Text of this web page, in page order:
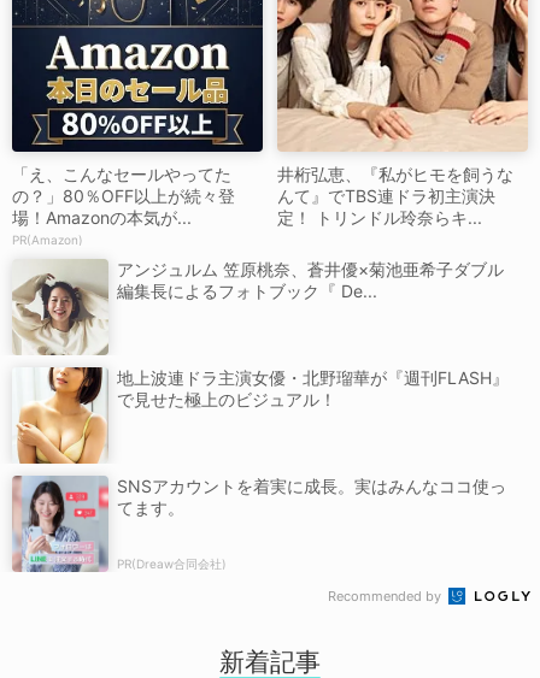
「え、こんなセールやってた
の？」80％OFF以上が続々登
場！Amazonの本気が...
PR(Amazon)
井桁弘恵、『私がヒモを飼うな
んて』でTBS連ドラ初主演決
定！ トリンドル玲奈らキ...
アンジュルム 笠原桃奈、蒼井優×菊池亜希子ダブル
編集長によるフォトブック『 De...
地上波連ドラ主演女優・北野瑠華が『週刊FLASH』
で見せた極上のビジュアル！
SNSアカウントを着実に成長。実はみんなココ使っ
てます。
PR(Dreaw合同会社)
Recommended by
新着記事